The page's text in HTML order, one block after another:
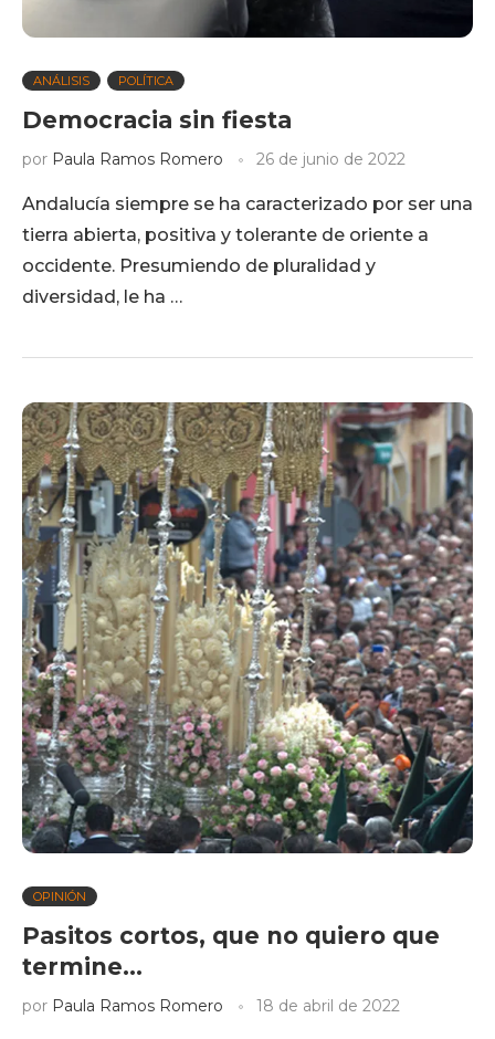
ANÁLISIS POLÍTICA
Democracia sin fiesta
por Paula Ramos Romero 26 de junio de 2022
Andalucía siempre se ha caracterizado por ser una
tierra abierta, positiva y tolerante de oriente a
occidente. Presumiendo de pluralidad y
diversidad, le ha …
OPINIÓN
Pasitos cortos, que no quiero que
termine…
por Paula Ramos Romero 18 de abril de 2022